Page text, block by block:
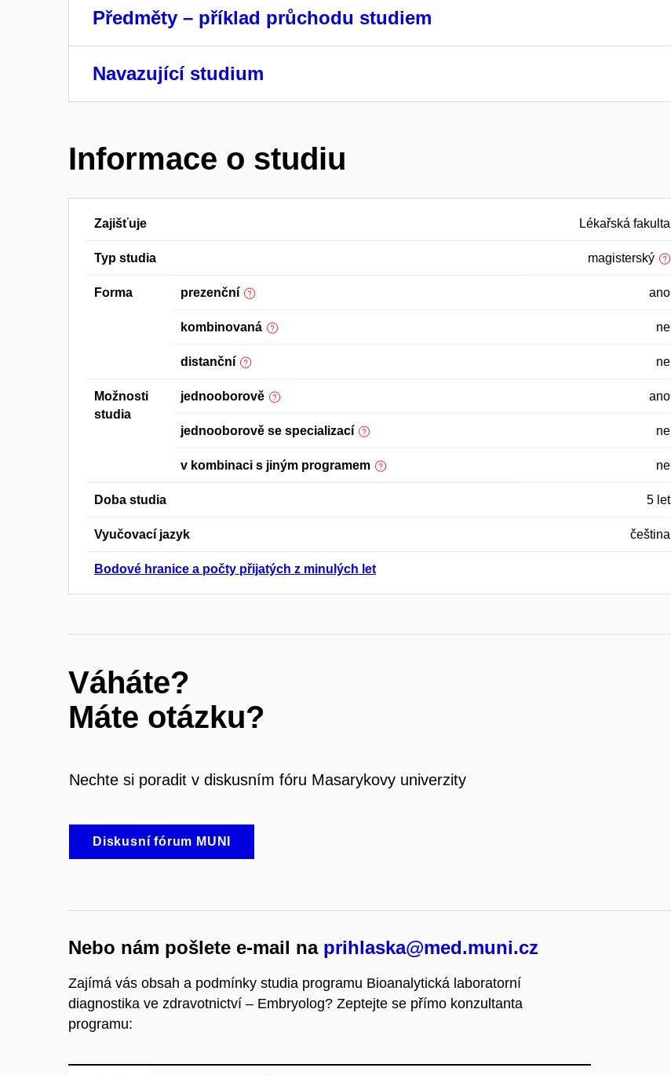
Předměty – příklad průchodu studiem
Navazující studium
Informace o studiu
Zajišťuje Lékařská fakulta
Typ studia magisterský
Forma prezenční ano
kombinovaná ne
distanční ne
Možnosti
studia
jednooborově ano
jednooborově se specializací ne
v kombinaci s jiným programem ne
Doba studia 5 let
Vyučovací jazyk čeština
Bodové hranice a počty přijatých z minulých let
Váháte?
Máte otázku?
Nechte si poradit v diskusním fóru Masarykovy univerzity
Diskusní fórum MUNI
Nebo nám pošlete e-mail na prihlaska@med.muni.cz
Zajímá vás obsah a podmínky studia programu Bioanalytická laboratorní
diagnostika ve zdravotnictví – Embryolog? Zeptejte se přímo konzultanta
programu: